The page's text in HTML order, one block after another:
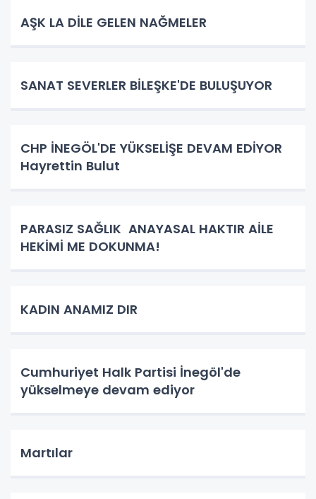
AŞK LA DİLE GELEN NAĞMELER
SANAT SEVERLER BİLEŞKE'DE BULUŞUYOR
CHP İNEGÖL'DE YÜKSELİŞE DEVAM EDİYOR
Hayrettin Bulut
PARASIZ SAĞLIK ANAYASAL HAKTIR AİLE
HEKİMİ ME DOKUNMA!
KADIN ANAMIZ DIR
Cumhuriyet Halk Partisi İnegöl'de
yükselmeye devam ediyor
Martılar